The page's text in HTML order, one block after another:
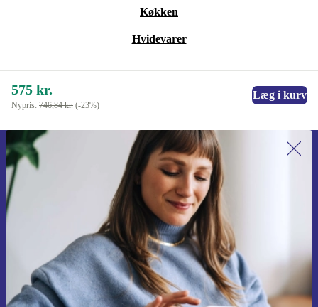
Køkken
Hvidevarer
575 kr.
Nypris: 746,84 kr. (-23%)
Læg i kurv
Tilmeld dig vores nyhedsbrev for
første gang og spar 115 kr!
Gå aldrig glip af et tilbud igen.
Anmod om kupon
Du kan finde information omkring vores brug af personlig data i vores